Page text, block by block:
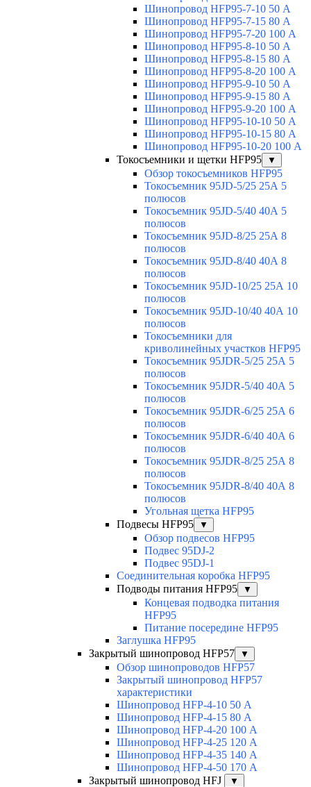
Шинопровод HFP95-7-10 50 А
Шинопровод HFP95-7-15 80 А
Шинопровод HFP95-7-20 100 А
Шинопровод HFP95-8-10 50 А
Шинопровод HFP95-8-15 80 А
Шинопровод HFP95-8-20 100 А
Шинопровод HFP95-9-10 50 А
Шинопровод HFP95-9-15 80 А
Шинопровод HFP95-9-20 100 А
Шинопровод HFP95-10-10 50 А
Шинопровод HFP95-10-15 80 А
Шинопровод HFP95-10-20 100 А
Токосъемники и щетки HFP95
▼
Обзор токосъемников HFP95
Токосъемник 95JD-5/25 25А 5
полюсов
Токосъемник 95JD-5/40 40А 5
полюсов
Токосъемник 95JD-8/25 25А 8
полюсов
Токосъемник 95JD-8/40 40А 8
полюсов
Токосъемник 95JD-10/25 25А 10
полюсов
Токосъемник 95JD-10/40 40А 10
полюсов
Токосъемники для
криволинейных участков HFP95
Токосъемник 95JDR-5/25 25А 5
полюсов
Токосъемник 95JDR-5/40 40А 5
полюсов
Токосъемник 95JDR-6/25 25А 6
полюсов
Токосъемник 95JDR-6/40 40А 6
полюсов
Токосъемник 95JDR-8/25 25А 8
полюсов
Токосъемник 95JDR-8/40 40А 8
полюсов
Угольная щетка HFP95
Подвесы HFP95
▼
Обзор подвесов HFP95
Подвес 95DJ-2
Подвес 95DJ-1
Соединительная коробка HFP95
Подводы питания HFP95
▼
Концевая подводка питания
HFP95
Питание посередине HFP95
Заглушка HFP95
Закрытый шинопровод HFP57
▼
Обзор шинопроводов HFP57
Закрытый шинопровод HFP57
характеристики
Шинопровод HFP-4-10 50 А
Шинопровод HFP-4-15 80 А
Шинопровод HFP-4-20 100 А
Шинопровод HFP-4-25 120 А
Шинопровод HFP-4-35 140 А
Шинопровод HFP-4-50 170 А
Закрытый шинопровод HFJ
▼